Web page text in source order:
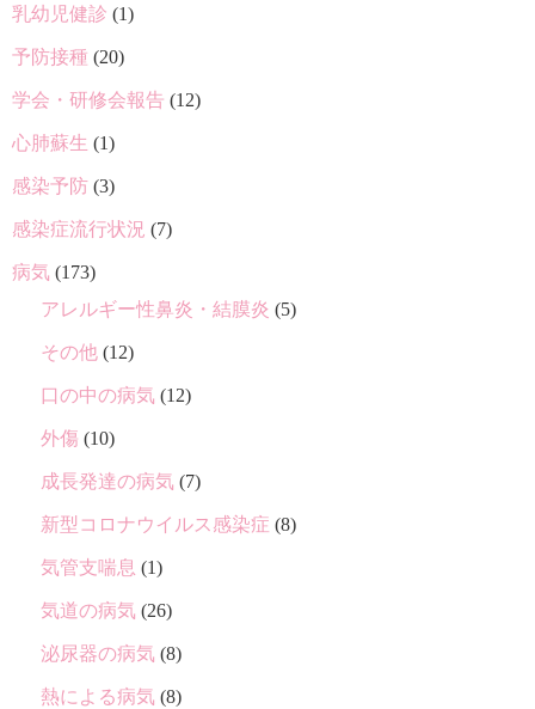
乳幼児健診 (1)
予防接種 (20)
学会・研修会報告 (12)
心肺蘇生 (1)
感染予防 (3)
感染症流行状況 (7)
病気 (173)
アレルギー性鼻炎・結膜炎 (5)
その他 (12)
口の中の病気 (12)
外傷 (10)
成長発達の病気 (7)
新型コロナウイルス感染症 (8)
気管支喘息 (1)
気道の病気 (26)
泌尿器の病気 (8)
熱による病気 (8)